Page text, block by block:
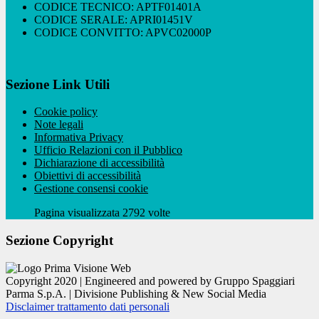
CODICE TECNICO: APTF01401A
CODICE SERALE: APRI01451V
CODICE CONVITTO: APVC02000P
Sezione Link Utili
Cookie policy
Note legali
Informativa Privacy
Ufficio Relazioni con il Pubblico
Dichiarazione di accessibilità
Obiettivi di accessibilità
Gestione consensi cookie
Pagina visualizzata 2792 volte
Sezione Copyright
Copyright 2020 | Engineered and powered by Gruppo Spaggiari
Parma S.p.A. | Divisione Publishing & New Social Media
Disclaimer trattamento dati personali